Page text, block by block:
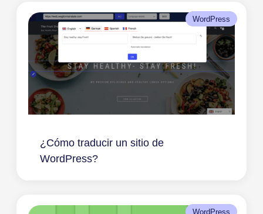
WordPress
¿Cómo traducir un sitio de
WordPress?
WordPress